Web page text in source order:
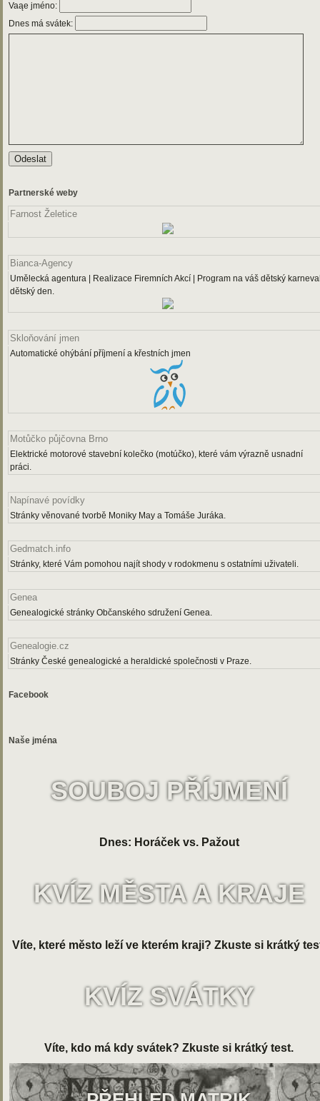
Vaąe jméno:
Dnes má svátek:
Partnerské weby
Farnost Želetice
Bianca-Agency
Umělecká agentura | Realizace Firemních Akcí | Program na váš dětský
dětský den.
Skloňování jmen
Automatické ohýbání příjmení a křestních jmen
Motůčko půjčovna Brno
Elektrické motorové stavební kolečko (motúčko), které vám výrazně usnadní
práci.
Napínavé povídky
Stránky věnované tvorbě Moniky May a Tomáše Juráka.
Gedmatch.info
Stránky, které Vám pomohou najít shody v rodokmenu s ostatními uživateli.
Genea
Genealogické stránky Občanského sdružení Genea.
Genealogie.cz
Stránky České genealogické a heraldické společnosti v Praze.
Facebook
Naše jména
SOUBOJ PŘÍJMENÍ
Dnes: Horáček vs. Pažout
KVÍZ MĚSTA A KRAJE
Víte, které město leží ve kterém kraji? Zkuste si krátký
KVÍZ SVÁTKY
Víte, kdo má kdy svátek? Zkuste si krátký test.